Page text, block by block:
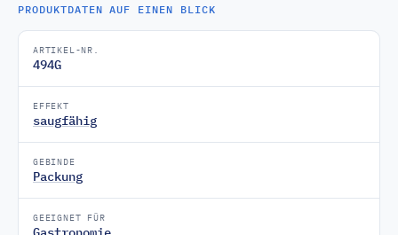
PRODUKTDATEN AUF EINEN BLICK
ARTIKEL-NR.
494G
EFFEKT
saugfähig
GEBINDE
Packung
GEEIGNET FÜR